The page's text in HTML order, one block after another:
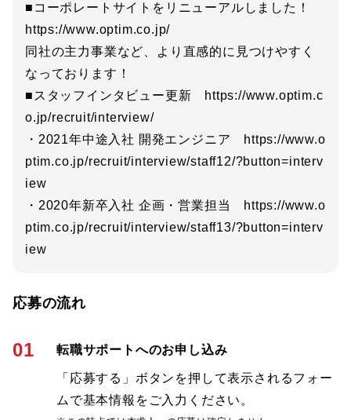
■コーポレートサイトをリニューアルしました！
https://www.optim.co.jp/
同社の主力事業など、より直感的に見つけやすく
なっております！
■スタッフインタビュー更新 https://www.optim.c
o.jp/recruit/interview/
・2021年中途入社 開発エンジニア https://www.o
ptim.co.jp/recruit/interview/staff12/?button=interv
iew
・2020年新卒入社 企画・営業担当 https://www.o
ptim.co.jp/recruit/interview/staff13/?button=interv
iew
応募の流れ
01 転職サポートへのお申し込み
「応募する」ボタンを押して表示されるフォー
ムで基本情報をご入力ください。